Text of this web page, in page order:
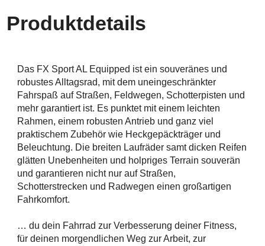
Produktdetails
Das FX Sport AL Equipped ist ein souveränes und
robustes Alltagsrad, mit dem uneingeschränkter
Fahrspaß auf Straßen, Feldwegen, Schotterpisten und
mehr garantiert ist. Es punktet mit einem leichten
Rahmen, einem robusten Antrieb und ganz viel
praktischem Zubehör wie Heckgepäckträger und
Beleuchtung. Die breiten Laufräder samt dicken Reifen
glätten Unebenheiten und holpriges Terrain souverän
und garantieren nicht nur auf Straßen,
Schotterstrecken und Radwegen einen großartigen
Fahrkomfort.
… du dein Fahrrad zur Verbesserung deiner Fitness,
für deinen morgendlichen Weg zur Arbeit, zur